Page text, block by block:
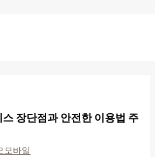
장단점과 안전한 이용법 주
모바일